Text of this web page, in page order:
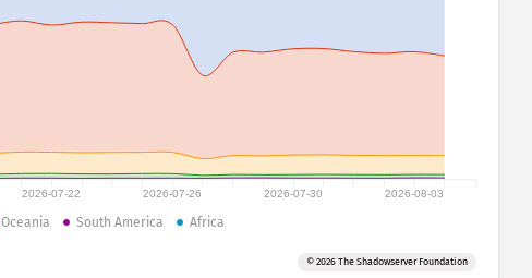
2026-07-22 2026-07-26 2026-07-30 2026-08-03
Oceania South America Africa
© 2026 The Shadowserver Foundation